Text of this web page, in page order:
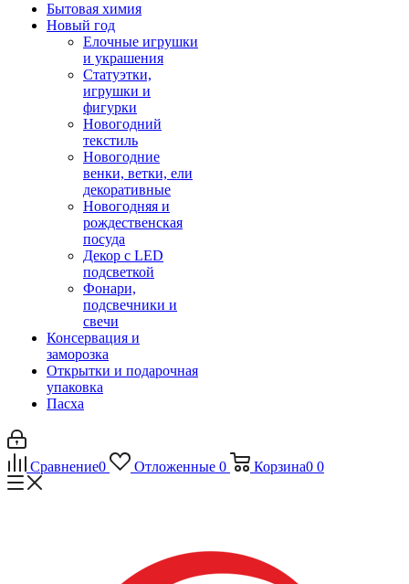
Бытовая химия
Новый год
Елочные игрушки
и украшения
Статуэтки,
игрушки и
фигурки
Новогодний
текстиль
Новогодние
венки, ветки, ели
декоративные
Новогодняя и
рождественская
посуда
Декор с LED
подсветкой
Фонари,
подсвечники и
свечи
Консервация и
заморозка
Открытки и подарочная
упаковка
Пасха
Сравнение0 Отложенные 0 Корзина0 0